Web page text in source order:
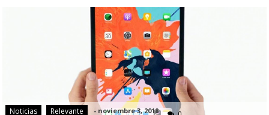
Noticias Relevante - noviembre 3, 2018